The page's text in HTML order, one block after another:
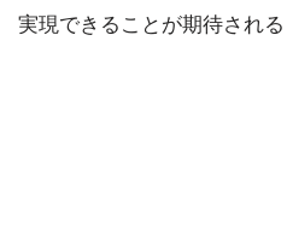
実現できることが期待される